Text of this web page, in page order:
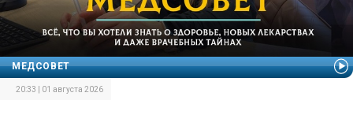
МЕДСОВЕТ
20:33 | 01 августа 2026